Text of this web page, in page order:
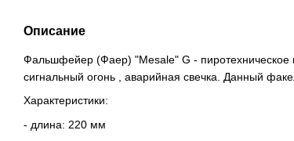
Описание
Фальшфейер (Фаер) "Mesale" G - пиротехническое
сигнальный огонь , аварийная свечка. Данный
Характеристики:
- длина: 220 мм